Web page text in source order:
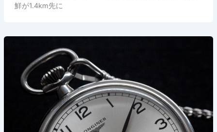
鮮が1.4km先に